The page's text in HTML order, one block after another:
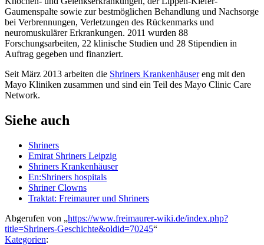
Gaumenspalte sowie zur bestmöglichen Behandlung und Nachsorge
bei Verbrennungen, Verletzungen des Rückenmarks und
neuromuskulärer Erkrankungen. 2011 wurden 88
Forschungsarbeiten, 22 klinische Studien und 28 Stipendien in
Auftrag gegeben und finanziert.
Seit März 2013 arbeiten die Shriners Krankenhäusereng mit den
Mayo Kliniken zusammen und sind ein Teil des Mayo Clinic Care
Network.
Siehe auch
Shriners
Emirat Shriners Leipzig
Shriners Krankenhäuser
En:Shriners hospitals
Shriner Clowns
Traktat: Freimaurer und Shriners
Abgerufen von „https://www.freimaurer-wiki.de/index.php?
title=Shriners-Geschichte&oldid=70245“
Kategorien: